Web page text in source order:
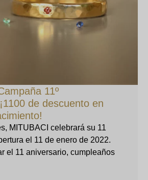
11º
de descuento en
MITUBACI celebrará su 11
el 11 de enero de 2022.
el 11 aniversario, cumpleaños